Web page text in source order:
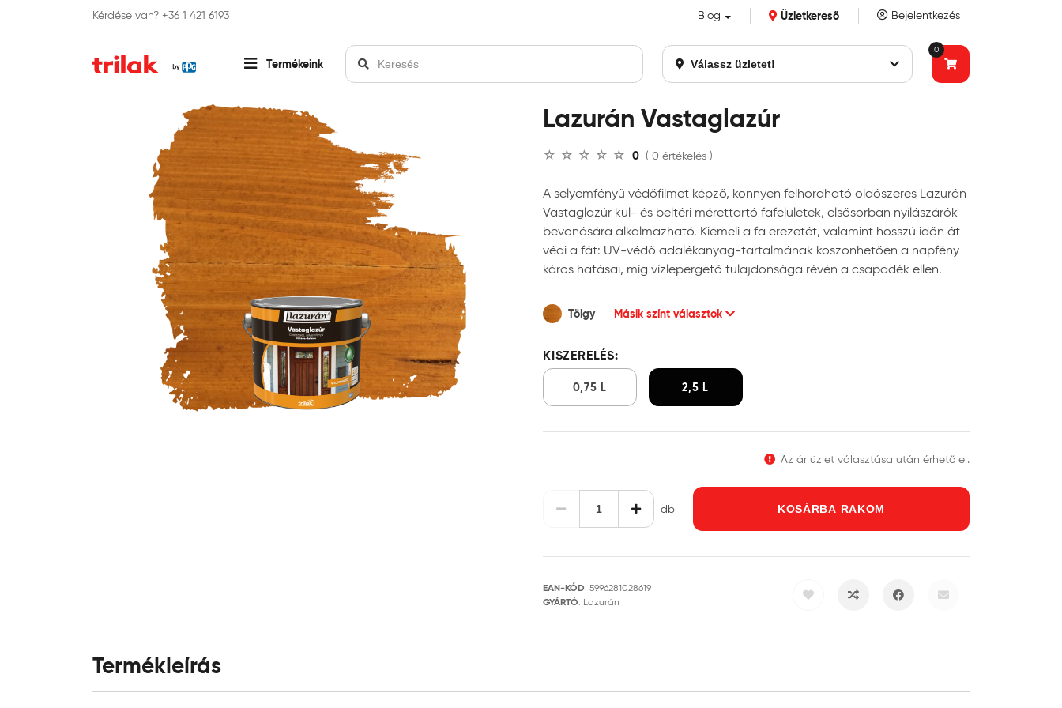
Kérdése van? +36 1 421 6193 Blog Üzletkereső Bejelentkezés
Termékeink Válassz üzletet!
0
Fontos tájékoztatás! Webshopunk hamarosan bezárásra kerül. Kérjük, új rendelést már ne adjon le. Köszönjük eddigi bizalmát!
Lazurán Vastaglazúr
0 ( 0 értékelés )
A selyemfényű védőfilmet képző, könnyen felhordható oldószeres Lazurán
Vastaglazúr kül- és beltéri mérettartó fafelületek, elsősorban nyílászárók
bevonására alkalmazható. Kiemeli a fa erezetét, valamint hosszú időn át
védi a fát: UV-védő adalékanyag-tartalmának köszönhetően a napfény
káros hatásai, míg vízlepergető tulajdonsága révén a csapadék ellen.
Tölgy Másik színt választok
KISZERELÉS:
0,75 L 2,5 L
Az ár üzlet választása után érhető el.
db KOSÁRBA RAKOM
EAN-KÓD: 5996281028619
GYÁRTÓ: Lazurán
Termékleírás